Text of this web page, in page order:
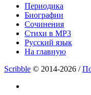
Периодика
Биографии
Сочинения
Стихи в MP3
Русский язык
На главную
Scribble © 2014-2026 /